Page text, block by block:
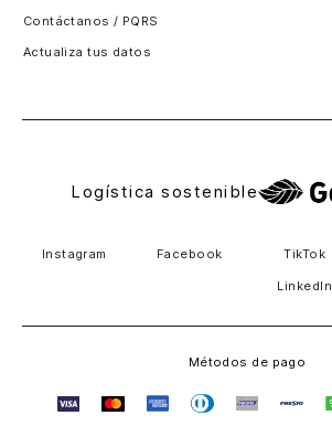
Contáctanos / PQRS
Actualiza tus datos
Logística sostenible
Instagram Facebook TikTok
LinkedIn
Métodos de pago